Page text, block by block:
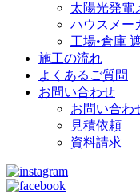
太陽光発電
ハウスメー
工場•倉庫
施工の流れ
よくあるご質問
お問い合わせ
お問い合わ
見積依頼
資料請求